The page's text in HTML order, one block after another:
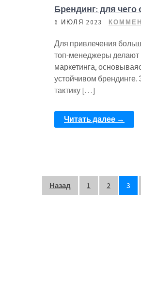
Брендинг: для чего
6 ИЮЛЯ 2023
Для привлечения
топ-менеджеры делают
маркетинга,
устойчивом брендинге.
тактику […]
Читать далее →
Пагинация
Назад 1 2 3